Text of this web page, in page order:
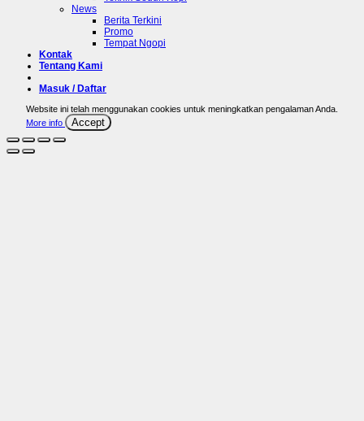
News
Berita Terkini
Promo
Tempat Ngopi
Kontak
Tentang Kami
Masuk / Daftar
Website ini telah menggunakan cookies untuk meningkatkan pengalaman Anda.
More info
Accept